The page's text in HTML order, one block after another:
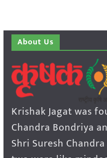
About Us
Krishak Jagat was
Chandra Bondriya
Shri Suresh